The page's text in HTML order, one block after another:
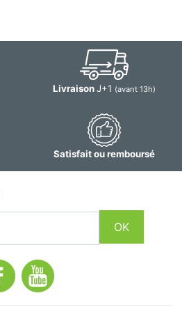
LivraisonJ+1 (avant 13h)
Satisfait ou remboursé
OK